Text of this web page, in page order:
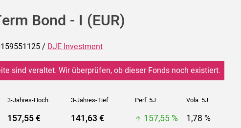
Bond - I (EUR)
/ DJE Investment
sind veraltet. Wir überprüfen, ob dieser Fonds noch existiert.
3-Jahres-Hoch 3-Jahres-Tief Perf. 5J Vola. 5J
157,55 € 141,63 € 157,55 % 1,78 %